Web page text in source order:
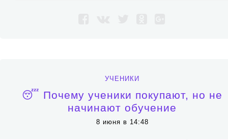
УЧЕНИКИ
😴 Почему ученики покупают, но не
начинают обучение
8 июня в 14:48